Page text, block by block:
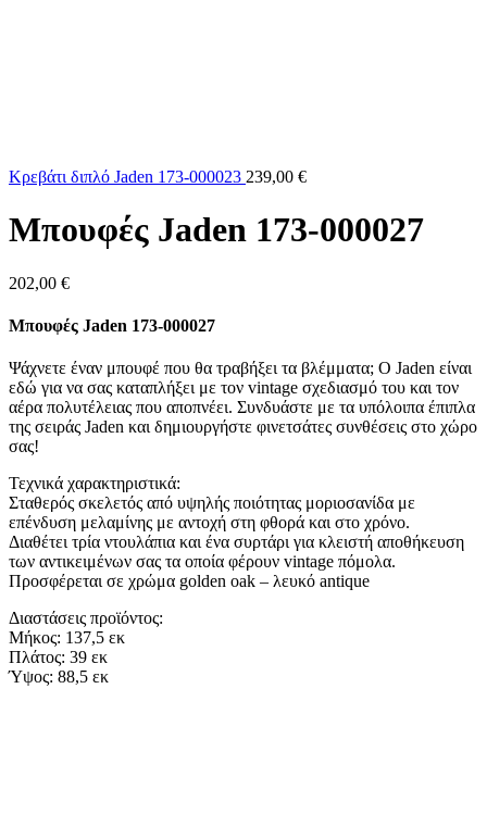
Κρεβάτι διπλό Jaden 173-000023 239,00 €
Μπουφές Jaden 173-000027
202,00 €
Μπουφές Jaden 173-000027
Ψάχνετε έναν μπουφέ που θα τραβήξει τα βλέμματα; Ο Jaden είναι
εδώ για να σας καταπλήξει με τον vintage σχεδιασμό του και τον
αέρα πολυτέλειας που αποπνέει. Συνδυάστε με τα υπόλοιπα έπιπλα
της σειράς Jaden και δημιουργήστε φινετσάτες συνθέσεις στο χώρο
σας!
Τεχνικά χαρακτηριστικά:
Σταθερός σκελετός από υψηλής ποιότητας μοριοσανίδα με
επένδυση μελαμίνης με αντοχή στη φθορά και στο χρόνο.
Διαθέτει τρία ντουλάπια και ένα συρτάρι για κλειστή αποθήκευση
των αντικειμένων σας τα οποία φέρουν vintage πόμολα.
Προσφέρεται σε χρώμα golden oak – λευκό antique
Διαστάσεις προϊόντος:
Μήκος: 137,5 εκ
Πλάτος: 39 εκ
Ύψος: 88,5 εκ